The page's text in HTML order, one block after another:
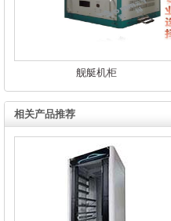
舰艇机柜
相关产品推荐